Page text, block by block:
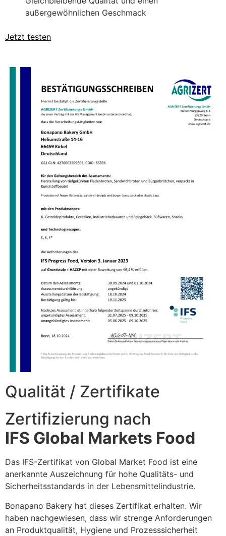
außergewöhnlichen Geschmack
Jetzt testen
Qualität / Zertifikate
Zertifizierung nach
IFS Global Markets Food
Das IFS-Zertifikat von Global Market Food ist eine
anerkannte Auszeichnung für hohe Qualitäts- und
Sicherheitsstandards in der Lebensmittelindustrie.
Bonapano Bakery hat dieses Zertifikat erhalten. Wir
haben nachgewiesen, dass wir strenge Anforderungen
an Produktqualität, Hygiene und Prozesssicherheit